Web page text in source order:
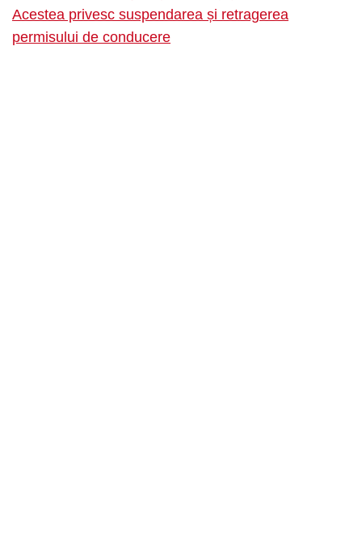
Acestea privesc suspendarea și retragerea
permisului de conducere